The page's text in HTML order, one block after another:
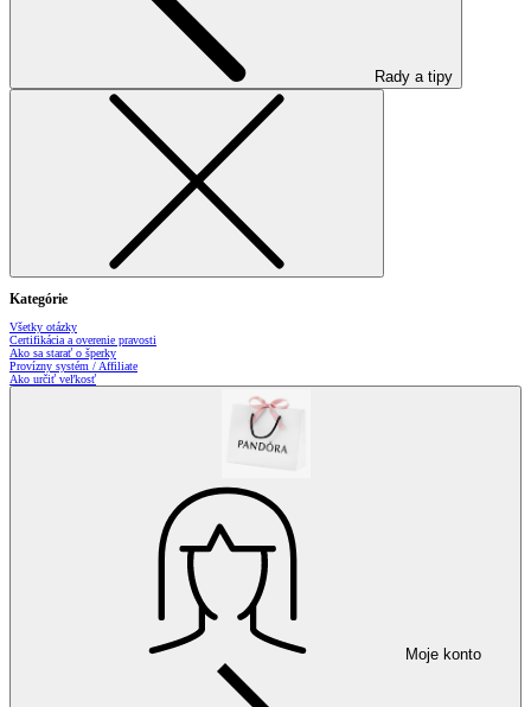
Rady a tipy
Kategórie
Všetky otázky
Certifikácia a overenie pravosti
Ako sa starať o šperky
Provízny systém / Affiliate
Ako určiť veľkosť
Moje konto